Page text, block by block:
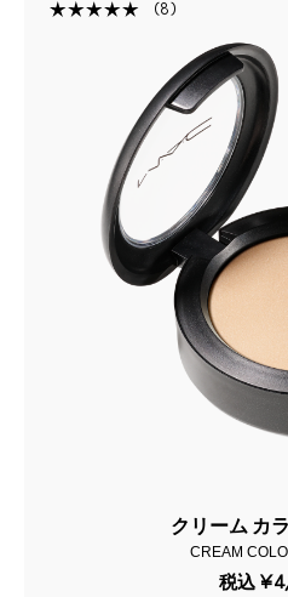
8
クリーム カ
CREAM
税込